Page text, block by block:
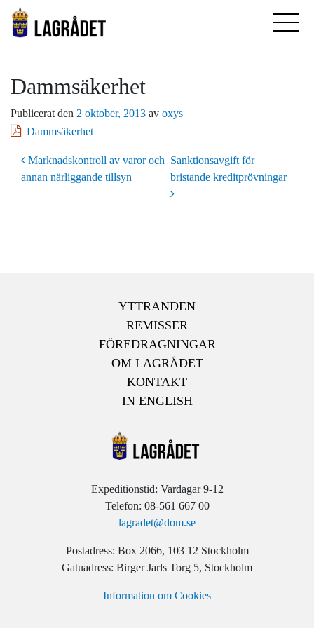
Dammsäkerhet
Publicerat den 2 oktober, 2013 av oxys
Dammsäkerhet
Inläggsnavigering
Marknadskontroll av varor och
annan närliggande tillsyn
Sanktionsavgift för
bristande kreditprövningar
YTTRANDEN
REMISSER
FÖREDRAGNINGAR
OM LAGRÅDET
KONTAKT
IN ENGLISH
Expeditionstid: Vardagar 9-12
Telefon: 08-561 667 00
lagradet@dom.se
Postadress: Box 2066, 103 12 Stockholm
Gatuadress: Birger Jarls Torg 5, Stockholm
Information om Cookies